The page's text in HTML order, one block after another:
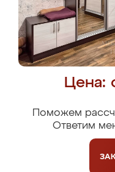
Цена:
Поможем
Ответим